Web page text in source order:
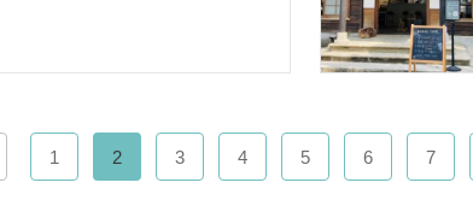
1 2 3 4 5 6 7